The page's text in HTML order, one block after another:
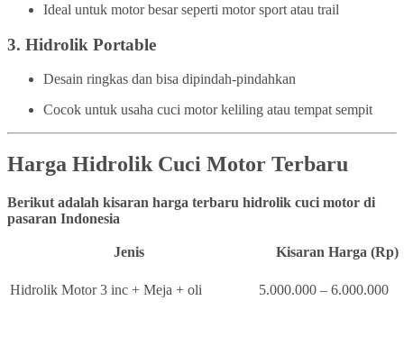
Ideal untuk motor besar seperti motor sport atau trail
3. Hidrolik Portable
Desain ringkas dan bisa dipindah-pindahkan
Cocok untuk usaha cuci motor keliling atau tempat sempit
Harga Hidrolik Cuci Motor Terbaru
Berikut adalah kisaran harga terbaru hidrolik cuci motor di
pasaran Indonesia
Jenis Kisaran Harga (Rp)
Hidrolik Motor 3 inc + Meja + oli 5.000.000 – 6.000.000